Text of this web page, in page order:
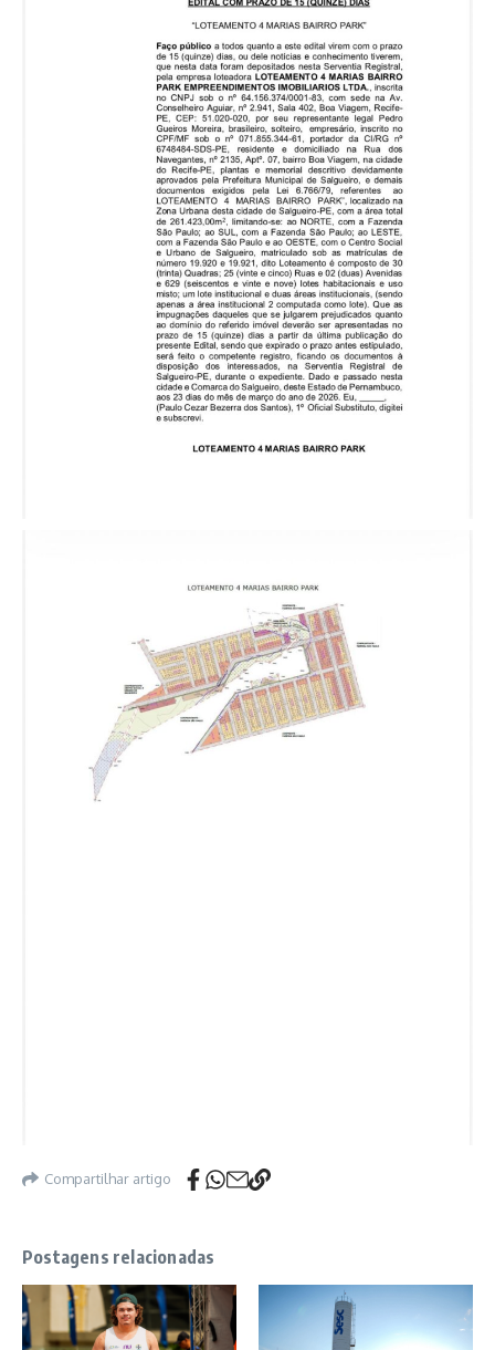
Compartilhar artigo
Postagens relacionadas